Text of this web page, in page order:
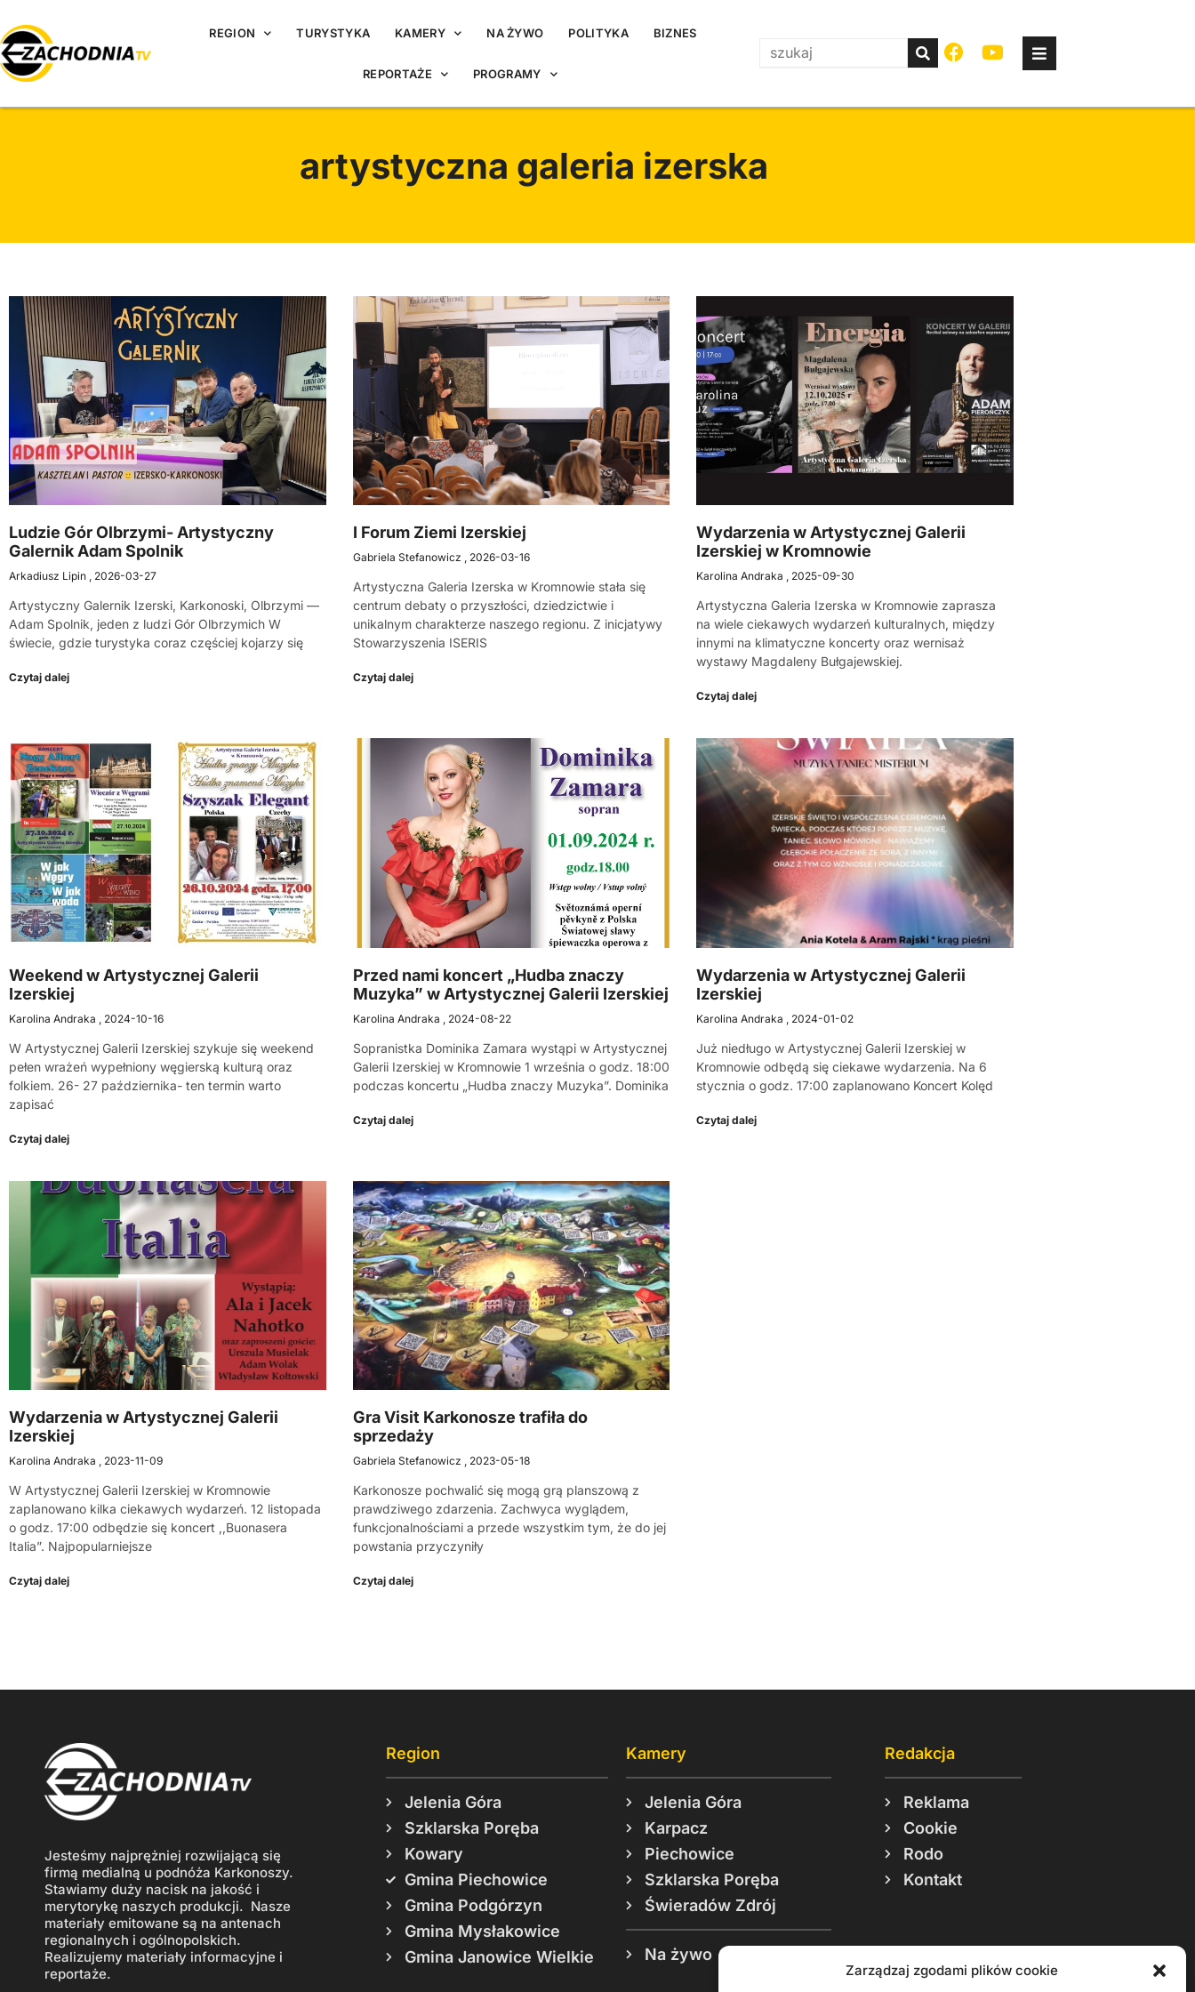
Zarządzaj zgodami plików cookie
REGION TURYSTYKA KAMERY NA ŻYWO POLITYKA BIZNES
REPORTAŻE PROGRAMY
artystyczna galeria izerska
Ludzie Gór Olbrzymi- Artystyczny
Galernik Adam Spolnik
Arkadiusz Lipin 2026-03-27
Artystyczny Galernik Izerski, Karkonoski, Olbrzymi —
Adam Spolnik, jeden z ludzi Gór Olbrzymich W
świecie, gdzie turystyka coraz częściej kojarzy się
Czytaj dalej
I Forum Ziemi Izerskiej
Gabriela Stefanowicz 2026-03-16
Artystyczna Galeria Izerska w Kromnowie stała się
centrum debaty o przyszłości, dziedzictwie i
unikalnym charakterze naszego regionu. Z inicjatywy
Stowarzyszenia ISERIS
Czytaj dalej
Wydarzenia w Artystycznej Galerii
Izerskiej w Kromnowie
Karolina Andraka 2025-09-30
Artystyczna Galeria Izerska w Kromnowie zaprasza
na wiele ciekawych wydarzeń kulturalnych, między
innymi na klimatyczne koncerty oraz wernisaż
wystawy Magdaleny Bułgajewskiej.
Czytaj dalej
Weekend w Artystycznej Galerii
Izerskiej
Karolina Andraka 2024-10-16
W Artystycznej Galerii Izerskiej szykuje się weekend
pełen wrażeń wypełniony węgierską kulturą oraz
folkiem. 26- 27 października- ten termin warto
zapisać
Czytaj dalej
Przed nami koncert „Hudba znaczy
Muzyka” w Artystycznej Galerii Izerskiej
Karolina Andraka 2024-08-22
Sopranistka Dominika Zamara wystąpi w Artystycznej
Galerii Izerskiej w Kromnowie 1 września o godz. 18:00
podczas koncertu „Hudba znaczy Muzyka”. Dominika
Czytaj dalej
Wydarzenia w Artystycznej Galerii
Izerskiej
Karolina Andraka 2024-01-02
Już niedługo w Artystycznej Galerii Izerskiej w
Kromnowie odbędą się ciekawe wydarzenia. Na 6
stycznia o godz. 17:00 zaplanowano Koncert Kolęd
Czytaj dalej
Wydarzenia w Artystycznej Galerii
Izerskiej
Karolina Andraka 2023-11-09
W Artystycznej Galerii Izerskiej w Kromnowie
zaplanowano kilka ciekawych wydarzeń. 12 listopada
o godz. 17:00 odbędzie się koncert ,,Buonasera
Italia”. Najpopularniejsze
Czytaj dalej
Gra Visit Karkonosze trafiła do
sprzedaży
Gabriela Stefanowicz 2023-05-18
Karkonosze pochwalić się mogą grą planszową z
prawdziwego zdarzenia. Zachwyca wyglądem,
funkcjonalnościami a przede wszystkim tym, że do jej
powstania przyczyniły
Czytaj dalej
Jesteśmy najprężniej rozwijającą się
firmą medialną u podnóża Karkonoszy.
Stawiamy duży nacisk na jakość i
merytorykę naszych produkcji. Nasze
materiały emitowane są na antenach
regionalnych i ogólnopolskich.
Realizujemy materiały informacyjne i
reportaże.
Region
Jelenia Góra
Szklarska Poręba
Kowary
Gmina Piechowice
Gmina Podgórzyn
Gmina Mysłakowice
Gmina Janowice Wielkie
Kamery
Jelenia Góra
Karpacz
Piechowice
Szklarska Poręba
Świeradów Zdrój
Na żywo
Redakcja
Reklama
Cookie
Rodo
Kontakt